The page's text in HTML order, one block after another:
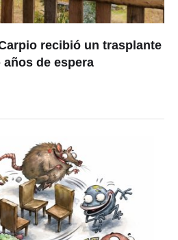
recibió un trasplante
de espera